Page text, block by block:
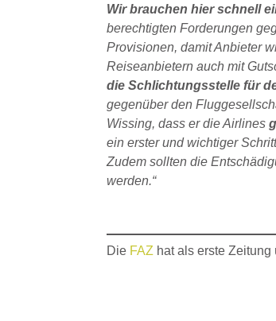
Wir brauchen hier schnell
berechtigten Forderungen
Provisionen, damit Anbieter
Reiseanbietern auch mit
die Schlichtungsstelle für
gegenüber den
Wissing, dass er die Airlines
ein erster und wichtiger
Zudem sollten die
werden.“
Die FAZ hat als erste